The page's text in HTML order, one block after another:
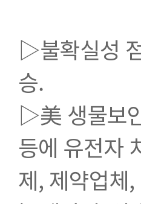
▷불확실성
승.
▷美 생물보
등에 유전자
제, 제약업체